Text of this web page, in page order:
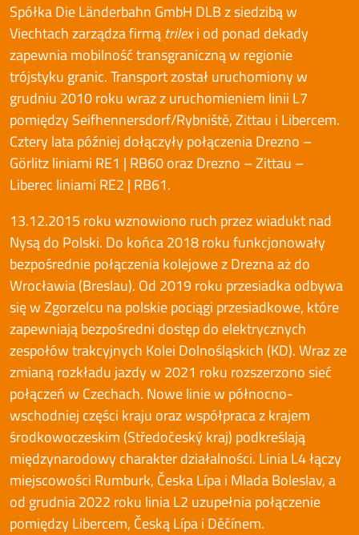
Spółka Die Länderbahn GmbH DLB z siedzibą w
Viechtach zarządza firmą trilexi od ponad dekady
zapewnia mobilność transgraniczną w regionie
trójstyku granic. Transport został uruchomiony w
grudniu 2010 roku wraz z uruchomieniem linii L7
pomiędzy Seifhennersdorf/Rybniště, Zittau i Libercem.
Cztery lata później dołączyły połączenia Drezno –
Görlitz liniami RE1 | RB60 oraz Drezno – Zittau –
Liberec liniami RE2 | RB61.
13.12.2015 roku wznowiono ruch przez wiadukt nad
Nysą do Polski. Do końca 2018 roku funkcjonowały
bezpośrednie połączenia kolejowe z Drezna aż do
Wrocławia (Breslau). Od 2019 roku przesiadka odbywa
się w Zgorzelcu na polskie pociągi przesiadkowe, które
zapewniają bezpośredni dostęp do elektrycznych
zespołów trakcyjnych Kolei Dolnośląskich (KD). Wraz ze
zmianą rozkładu jazdy w 2021 roku rozszerzono sieć
połączeń w Czechach. Nowe linie w północno-
wschodniej części kraju oraz współpraca z krajem
środkowoczeskim (Středočeský kraj) podkreślają
międzynarodowy charakter działalności. Linia L4 łączy
miejscowości Rumburk, Česka Lípa i Mlada Boleslav, a
od grudnia 2022 roku linia L2 uzupełnia połączenie
pomiędzy Libercem, Česką Lípa i Děčínem.